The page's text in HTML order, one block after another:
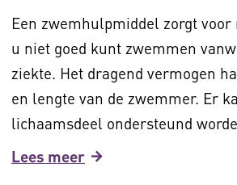
Een zwemhulpmiddel zorgt
u niet goed kunt zwemmen
ziekte. Het dragend vermogen
en lengte van de zwemmer. Er
lichaamsdeel ondersteund
Lees meer